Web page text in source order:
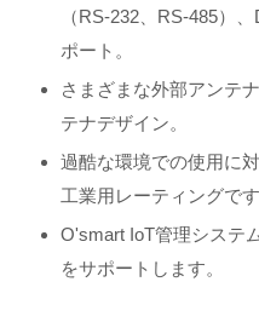
（RS-232、RS-485）
ポート。
さまざまな外部アンテ
テナデザイン。
過酷な環境での使用に
工業用レーティングです
O'smart IoT管理システ
をサポートします。